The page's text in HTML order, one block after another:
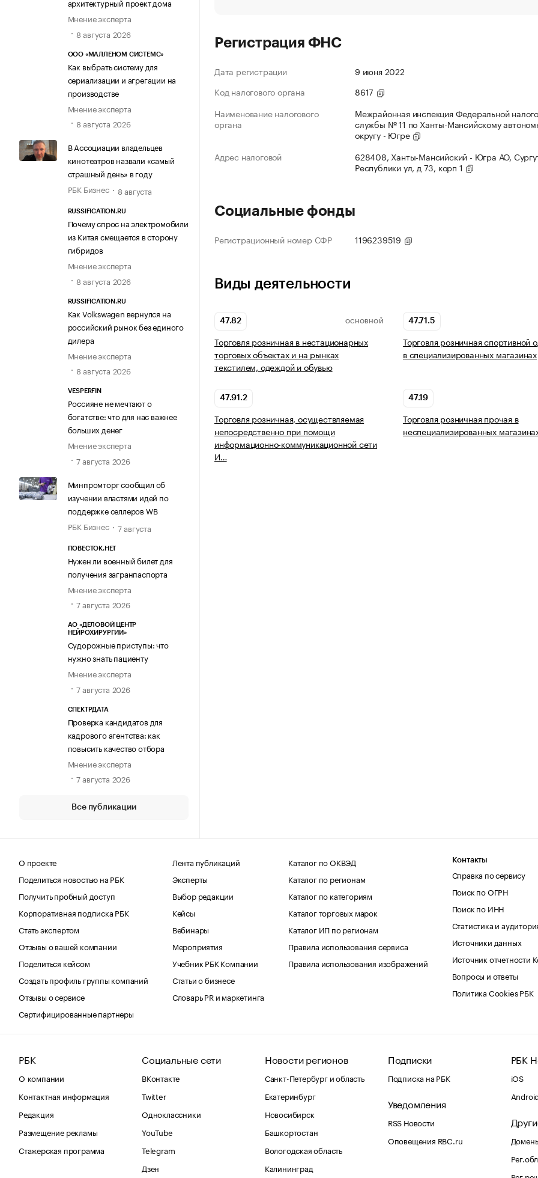
архитектурный проект дома
Мнение эксперта
8 августа 2026
ООО «МАЛЛЕНОМ СИСТЕМС»
Как выбрать систему для
сериализации и агрегации на
производстве
Мнение эксперта
8 августа 2026
В Ассоциации владельцев
кинотеатров назвали «самый
страшный день» в году
РБК Бизнес
8 августа
RUSSIFICATION.RU
Почему спрос на электромобили
из Китая смещается в сторону
гибридов
Мнение эксперта
8 августа 2026
RUSSIFICATION.RU
Как Volkswagen вернулся на
российский рынок без единого
дилера
Мнение эксперта
8 августа 2026
VESPERFIN
Россияне не мечтают о
богатстве: что для нас важнее
больших денег
Мнение эксперта
7 августа 2026
Минпромторг сообщил об
изучении властями идей по
поддержке селлеров WB
РБК Бизнес
7 августа
ПОВЕСТОК.НЕТ
Нужен ли военный билет для
получения загранпаспорта
Мнение эксперта
7 августа 2026
АО «ДЕЛОВОЙ ЦЕНТР
НЕЙРОХИРУРГИИ»
Судорожные приступы: что
нужно знать пациенту
Мнение эксперта
7 августа 2026
СПЕКТРДАТА
Проверка кандидатов для
кадрового агентства: как
повысить качество отбора
Мнение эксперта
7 августа 2026
Все публикации
Регистрация ФНС
Дата регистрации
9 июня 2022
Код налогового органа
8617
Наименование налогового
органа
Межрайонная инспекция Федеральной
службы № 11 по Ханты-Мансийскому
округу - Югре
Адрес налоговой
628408, Ханты-Мансийский - Югра АО,
Республики ул, д 73, корп 1
Социальные фонды
Регистрационный номер СФР 1196239519
Виды деятельности
47.82 ОСНОВНОЙ
Торговля розничная в нестационарных
торговых объектах и на рынках
текстилем, одеждой и обувью
47.71.5
Торговля розничная спортивной
в специализированных магазинах
47.91.2
Торговля розничная, осуществляемая
непосредственно при помощи
информационно-коммуникационной сети
И…
47.19
Торговля розничная прочая в
неспециализированных
О проекте
Поделиться новостью на РБК
Получить пробный доступ
Корпоративная подписка РБК
Стать экспертом
Отзывы о вашей компании
Поделиться кейсом
Создать профиль группы компаний
Отзывы о сервисе
Сертифицированные партнеры
Лента публикаций
Эксперты
Выбор редакции
Кейсы
Вебинары
Мероприятия
Учебник РБК Компании
Статьи о бизнесе
Словарь PR и маркетинга
Каталог по ОКВЭД
Каталог по регионам
Каталог по категориям
Каталог торговых марок
Каталог ИП по регионам
Правила использования сервиса
Правила использования изображений
Контакты
Справка по сервису
Поиск по ОГРН
Поиск по ИНН
Статистика и
Источники данных
Источник отчетности
Вопросы и ответы
Политика Cookies РБК
РБК
О компании
Контактная информация
Редакция
Размещение рекламы
Стажерская программа
Социальные сети
ВКонтакте
Twitter
Одноклассники
YouTube
Telegram
Дзен
Новости регионов
Санкт-Петербург и область
Екатеринбург
Новосибирск
Башкортостан
Вологодская область
Калининград
Подписки
Подписка на РБК
Уведомления
RSS Новости
Оповещения RBC.ru
РБК
iOS